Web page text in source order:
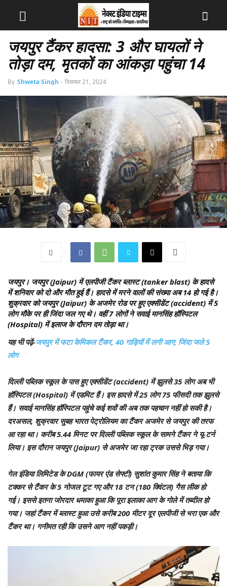
जयपुर टैंकर हादसा: 3 और घायलों ने
तोड़ा दम, मृतकों का आंकड़ा पहुंचा 14
By Shweta Singh - दिसम्बर 21, 2024
जयपुर। जयपुर (Jaipur) में एलपीजी टैंकर ब्लास्ट (tanker blast) के हादसे
में शनिवार को दो और मौत हुई हैं। हादसे में मरने वालों की संख्या अब 14 हो गई है।
शुक्रवार को जयपुर (Jaipur) के अजमेर रोड पर हुए एक्सीडेंट (accident) में 5
लोग मौके पर ही जिंदा जल गए थे। वहीं 7 लोगों ने सवाई मानसिंह हॉस्पिटल
(Hospital) में इलाज के दौरान दम तोड़ा था।
यह भी पढ़ें-जयपुर में फटा केमिकल टैंकर, 40 गाड़ियों में लगी आग; जिंदा जले 5
लोग
दिल्ली पब्लिक स्कूल के पास हुए एक्सीडेंट (accident) में झुलसे 35 लोग अब भी
हॉस्पिटल (Hospital) में एडमिट हैं। इस हादसे में 25 लोग 75 फीसदी तक झुलसे
हैं। सवाई मानसिंह हॉस्पिटल पहुंचे कई शवों की अब तक पहचान नहीं हो सकी है।
दरअसल, शुक्रवार सुबह भारत पेट्रोलियम का टैंकर अजमेर से जयपुर की तरफ
आ रहा था। करीब 5.44 मिनट पर दिल्ली पब्लिक स्कूल के सामने टैंकर ने यू-टर्न
लिया। इस दौरान जयपुर (Jaipur) से अजमेर जा रहा ट्रक उससे भिड़ गया।
गेल इंडिया लिमिटेड के DGM (फायर एंड सेफ्टी) सुशांत कुमार सिंह ने बताया कि
टक्कर से टैंकर के 5 नोजल टूट गए और 18 टन (180 क्विंटल) गैस लीक हो
गई। इससे इतना जोरदार धमाका हुआ कि पूरा इलाका आग के गोले में तब्दील हो
गया। जहां टैंकर में ब्लास्ट हुआ उसे करीब 200 मीटर दूर एलपीजी से भरा एक और
टैंकर था। गनीमत रही कि उसने आग नहीं पकड़ी।